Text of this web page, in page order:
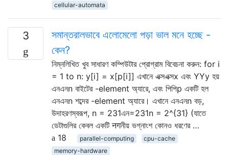
cellular-automata
3
সমান্তরালভাবে এলোমেলো পড়া ভাল মনে হচ্ছে -
কেন?
নিম্নলিখিত খুব সাধারণ কম্পিউটার প্রোগ্রাম বিবেচনা করুন: for i
= 1 to n: y[i] = x[p[i]] এখানে এক্সএক্সx এবং YYy হয়
এনএনn বাইটের -element অ্যারে, এবং পিপিp একটি হল
এনএনn শব্দের -element অ্যারে। এখানে এনএনn বড়,
উদাহরণস্বরূপ, n = 231এন=231n = 2^{31} (যাতে
ডেটাগুলির কেবল একটি नगনীয় ভগ্নাংশ কোনও ধরণের …
18
parallel-computing
cpu-cache
memory-hardware